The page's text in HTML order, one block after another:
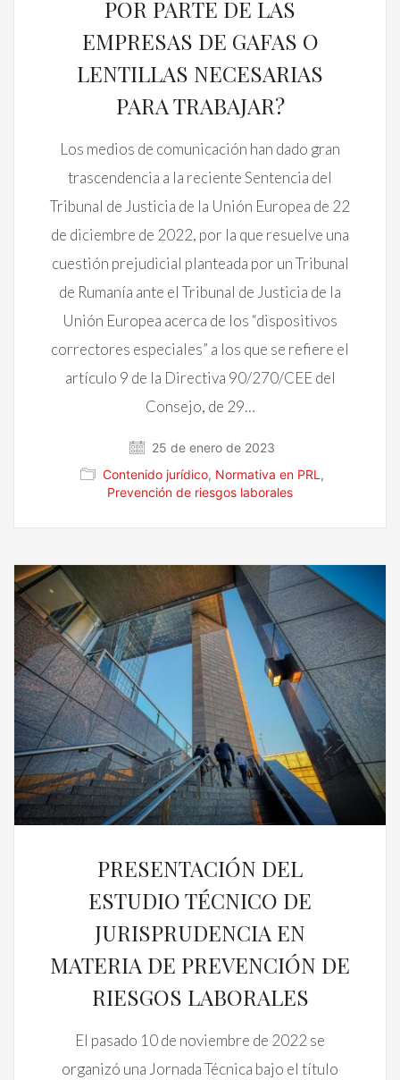
POR PARTE DE LAS
EMPRESAS DE GAFAS O
LENTILLAS NECESARIAS
PARA TRABAJAR?
Los medios de comunicación han dado gran
trascendencia a la reciente Sentencia del
Tribunal de Justicia de la Unión Europea de 22
de diciembre de 2022, por la que resuelve una
cuestión prejudicial planteada por un Tribunal
de Rumanía ante el Tribunal de Justicia de la
Unión Europea acerca de los “dispositivos
correctores especiales” a los que se refiere el
artículo 9 de la Directiva 90/270/CEE del
Consejo, de 29…
25 de enero de 2023
Contenido jurídico, Normativa en PRL ,
Prevención de riesgos laborales
PRESENTACIÓN DEL
ESTUDIO TÉCNICO DE
JURISPRUDENCIA EN
MATERIA DE PREVENCIÓN DE
RIESGOS LABORALES
El pasado 10 de noviembre de 2022 se
organizó una Jornada Técnica bajo el título